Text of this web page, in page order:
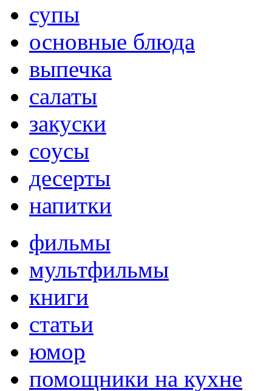
супы
основные блюда
выпечка
салаты
закуски
соусы
десерты
напитки
фильмы
мультфильмы
книги
статьи
юмор
помощники на кухне